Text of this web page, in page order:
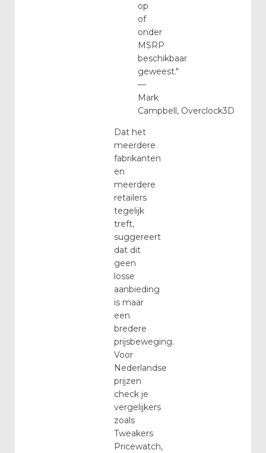
op
of
onder
MSRP
beschikbaar
geweest."
—
Mark
Campbell, Overclock3D
Dat het
meerdere
fabrikanten
en
meerdere
retailers
tegelijk
treft,
suggereert
dat dit
geen
losse
aanbieding
is maar
een
bredere
prijsbeweging.
Voor
Nederlandse
prijzen
check je
vergelijkers
zoals
Tweakers
Pricewatch,